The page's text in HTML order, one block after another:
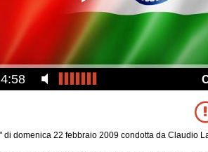
di domenica 22 febbraio 2009 condotta da Claudio